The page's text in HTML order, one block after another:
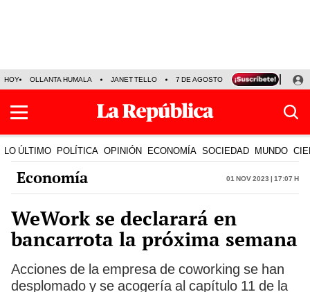
HOY OLLANTA HUMALA JANET TELLO 7 DE AGOSTO TINKA RESULTADOS
LO ÚLTIMO POLÍTICA OPINIÓN ECONOMÍA SOCIEDAD MUNDO
Economía 01 Nov 2023 | 17:07 h
WeWork se declarará en
bancarrota la próxima semana
Acciones de la empresa de coworking se han
desplomado y se acogería al capítulo 11 de la